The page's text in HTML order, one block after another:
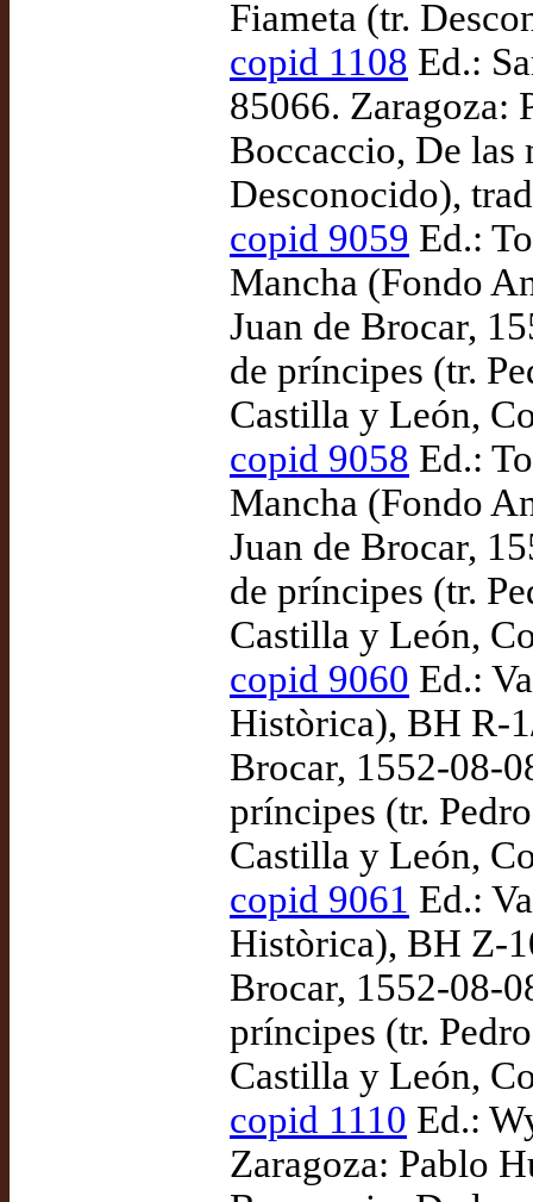
Fiameta (tr.
copid 1108 Ed.:
85066. Zaragoza:
Boccaccio, De las
Desconocido),
copid 9059 Ed.:
Mancha (Fondo
Juan de Brocar,
de príncipes (tr.
Castilla y León,
copid 9058 Ed.:
Mancha (Fondo
Juan de Brocar,
de príncipes (tr.
Castilla y León,
copid 9060 Ed.:
Històrica), BH R-
Brocar, 1552-08-
príncipes (tr.
Castilla y León,
copid 9061 Ed.:
Històrica), BH Z-
Brocar, 1552-08-
príncipes (tr.
Castilla y León,
copid 1110 Ed.:
Zaragoza: Pablo